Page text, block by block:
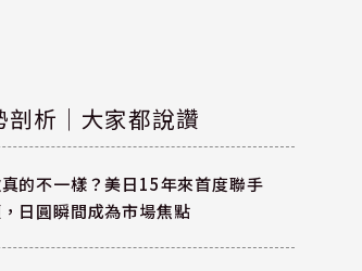
剖析｜大家都說讚
的不一樣？美日15年來首度聯手
日圓瞬間成為市場焦點